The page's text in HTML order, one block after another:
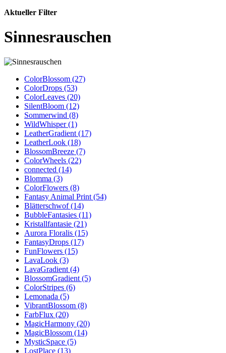
Aktueller Filter
Sinnesrauschen
ColorBlossom (27)
ColorDrops (53)
ColorLeaves (20)
SilentBloom (12)
Sommerwind (8)
WildWhisper (1)
LeatherGradient (17)
LeatherLook (18)
BlossomBreeze (7)
ColorWheels (22)
connected (14)
Blomma (3)
ColorFlowers (8)
Fantasy Animal Print (54)
Blätterschwof (14)
BubbleFantasies (11)
Kristallfantasie (21)
Aurora Floralis (15)
FantasyDrops (17)
FunFlowers (15)
LavaLook (3)
LavaGradient (4)
BlossomGradient (5)
ColorStripes (6)
Lemonada (5)
VibrantBlossom (8)
FarbFlux (20)
MagicHarmony (20)
MagicBlossom (14)
MysticSpace (5)
LostPlace (13)